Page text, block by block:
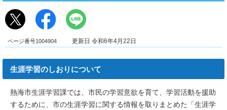
ページ番号1004904 更新日 令和6年4月22日
生涯学習のしおりについて
熱海市生涯学習課では、市民の学習意欲を育て、学習活動を援助
するために、市の生涯学習に関する情報を取りまとめた「生涯学